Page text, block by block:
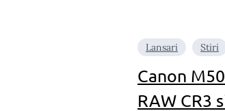
Lansari Stiri
Canon
RAW CR3